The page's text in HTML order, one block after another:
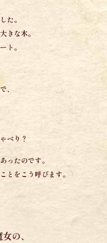
た。
きな木。
ト。
、
べり？
ったのです。
とを こう呼びます。
の、